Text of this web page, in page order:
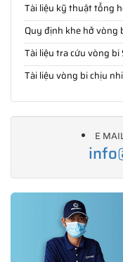
Tài liệu kỹ thuật tổng
Quy định khe hở vòng
Tài liệu tra cứu vòng bi
Tài liệu vòng bi chịu
E